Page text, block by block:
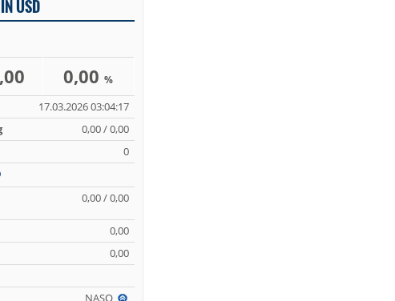
USD
0,00%
17.03.2026 03:04:17
0,00 / 0,00
0
0,00 / 0,00
0,00
0,00
NASO